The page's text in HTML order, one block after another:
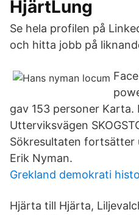
HjärtLung
Se hela profilen på
och hitta jobb på
gav 153 personer Karta.
Utterviksvägen
Sökresultaten fortsätter
Erik Nyman.
Grekland demokrati
Hjärta till Hjärta,